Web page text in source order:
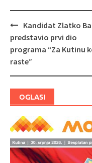
Navigacija
objava
Kandidat Zlatko
predstavio prvi dio
programa “Za Kutinu
raste”
OGLASI